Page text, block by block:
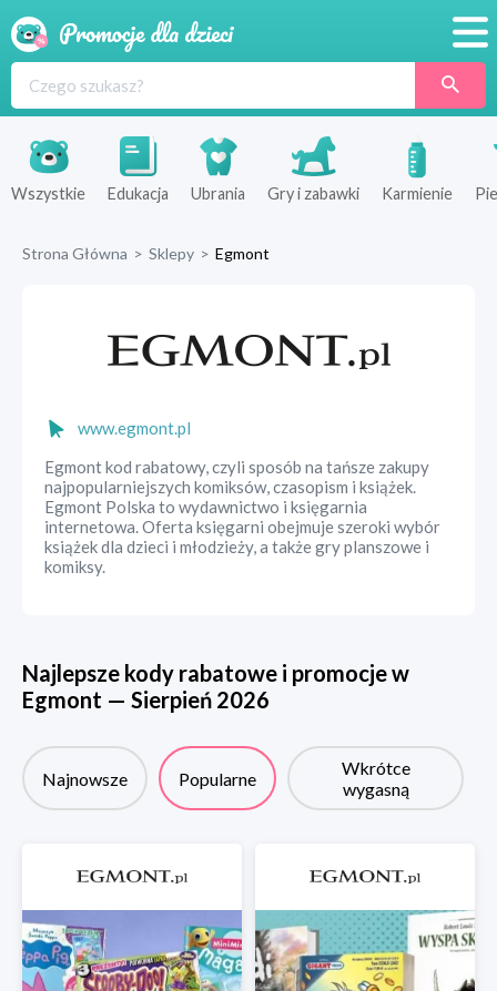
Produkty
Sklepy
Wszystkie Edukacja Ubrania Gry i zabawki Karmienie
Strona Główna > Sklepy > Egmont
www.egmont.pl
Egmont kod rabatowy, czyli sposób na tańsze zakupy
najpopularniejszych komiksów, czasopism i książek.
Egmont Polska to wydawnictwo i księgarnia
internetowa. Oferta księgarni obejmuje szeroki wybór
książek dla dzieci i młodzieży, a także gry planszowe i
komiksy.
Najlepsze kody rabatowe i promocje w
Egmont — Sierpień 2026
Najnowsze Popularne
Wkrótce
wygasną